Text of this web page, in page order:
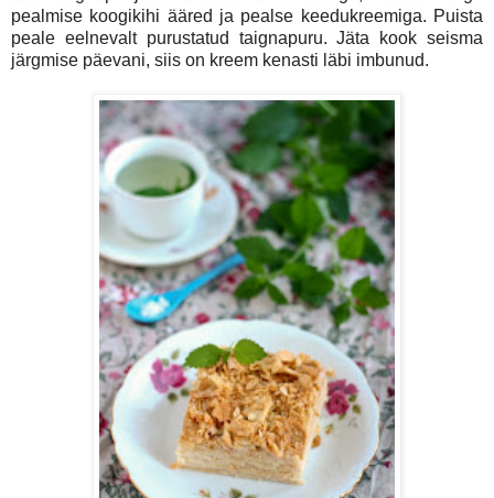
pealmise koogikihi ääred ja pealse keedukreemiga. Puista
peale eelnevalt purustatud taignapuru. Jäta kook seisma
järgmise päevani, siis on kreem kenasti läbi imbunud.